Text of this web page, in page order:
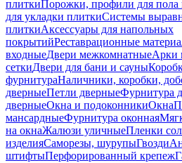
плиткиПорожки, профили для пола
для укладки плиткиСистемы
плиткиАксессуары для напольных
покрытийРеставрационные
входныеДвери межкомнатныеАрки
сеткиДвери для бани и сауны
фурнитураНаличники, коробки,
дверныеПетли дверныеФурнитура
дверныеОкна и подоконникиОкна
мансардныеФурнитура оконная
на окнаЖалюзи уличныеПленки
изделияСаморезы, шурупыГвозди
штифтыПерфорированный крепеж